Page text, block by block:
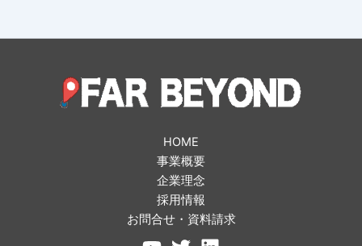
HOME
事業概要
企業理念
採用情報
お問合せ・資料請求